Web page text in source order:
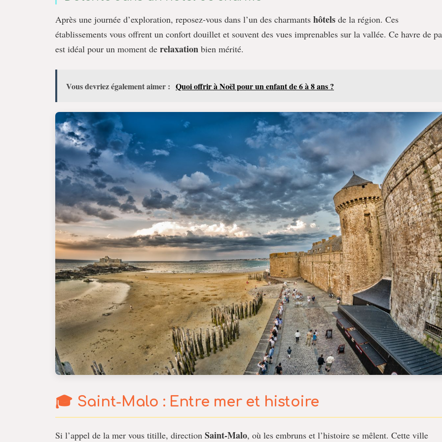
Après une journée d’exploration, reposez-vous dans l’un des charmants hôtels de la région. Ces
établissements vous offrent un confort douillet et souvent des vues imprenables sur la vallée. Ce havre de
est idéal pour un moment de relaxation bien mérité.
Vous devriez également aimer : Quoi offrir à Noël pour un enfant de 6 à 8 ans ?
Saint-Malo : Entre mer et histoire
Si l’appel de la mer vous titille, direction Saint-Malo, où les embruns et l’histoire se mêlent. Cette ville